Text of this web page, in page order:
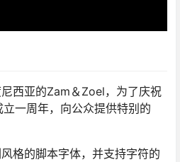
西亚的Zam＆Zoel，为了庆祝
一周年，向公众提供特别的
格的脚本字体，并支持字符的